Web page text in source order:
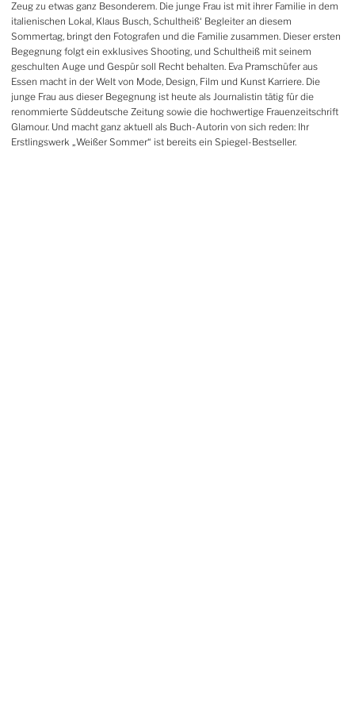
Zeug zu etwas ganz Besonderem. Die junge Frau ist mit ihrer Familie in dem
italienischen Lokal, Klaus Busch, Schultheiß‘ Begleiter an diesem
Sommertag, bringt den Fotografen und die Familie zusammen. Dieser ersten
Begegnung folgt ein exklusives Shooting, und Schultheiß mit seinem
geschulten Auge und Gespür soll Recht behalten. Eva Pramschüfer aus
Essen macht in der Welt von Mode, Design, Film und Kunst Karriere. Die
junge Frau aus dieser Begegnung ist heute als Journalistin tätig für die
renommierte Süddeutsche Zeitung ­sowie die hochwertige Frauenzeitschrift
Glamour. Und macht ganz aktuell als Buch-Autorin von sich reden: Ihr
Erstlingswerk „Weißer Sommer“ ist bereits ein Spiegel-Bestseller.